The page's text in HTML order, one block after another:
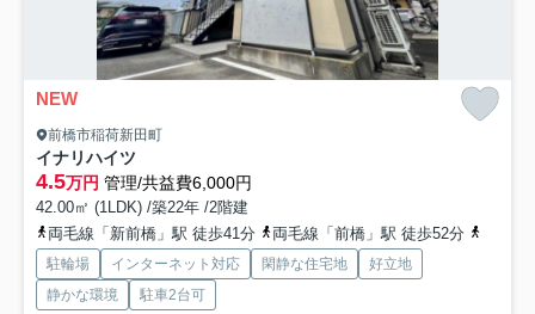
NEW
前橋市稲荷新田町
イナリハイツ
4.5万円 管理/共益費6,000円
42.00㎡ (1LDK) /築22年 /2階建
両毛線「新前橋」駅 徒歩41分
両毛線「前橋」駅 徒歩52分
駐輪場 インターネット対応 閑静な住宅地
好立地
静かな環境
駐車2台可